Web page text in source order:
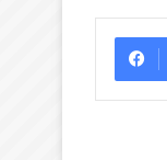
c
e
b